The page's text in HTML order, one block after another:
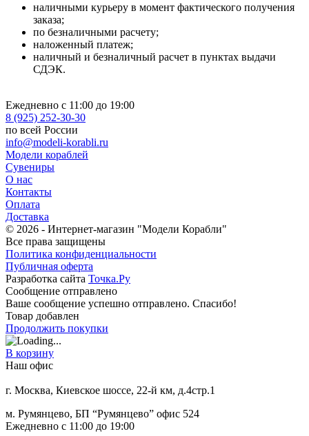
наличными курьеру в момент фактического получения
заказа;
по безналичными расчету;
наложенный платеж;
наличный и безналичный расчет в пунктах выдачи
СДЭК.
Ежедневно с 11:00 до 19:00
8 (925) 252-30-30
по всей России
info@modeli-korabli.ru
Модели кораблей
Сувениры
О нас
Контакты
Оплата
Доставка
© 2026 - Интернет-магазин "Модели Корабли"
Все права защищены
Политика конфиденциальности
Публичная оферта
Разработка сайта Точка.Ру
Сообщение отправлено
Ваше сообщение успешно отправлено. Спасибо!
Товар добавлен
Продолжить покупки
В корзину
Наш офис
г. Москва, Киевское шоссе, 22-й км, д.4стр.1
м. Румянцево, БП “Румянцево” офис 524
Ежедневно с 11:00 до 19:00